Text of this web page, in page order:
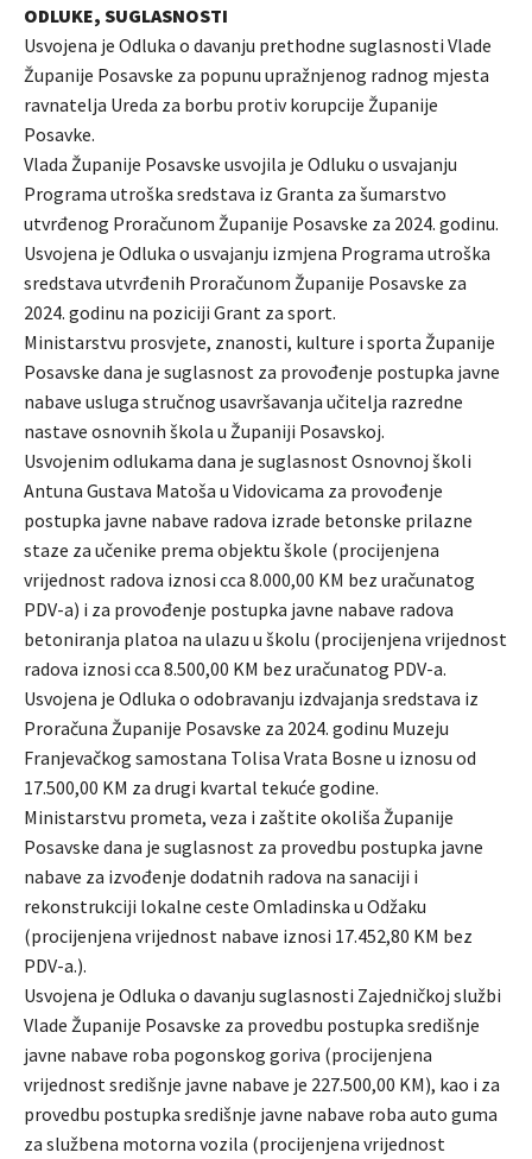
ODLUKE, SUGLASNOSTI
Usvojena je Odluka o davanju prethodne suglasnosti Vlade
Županije Posavske za popunu upražnjenog radnog mjesta
ravnatelja Ureda za borbu protiv korupcije Županije
Posavke.
Vlada Županije Posavske usvojila je Odluku o usvajanju
Programa utroška sredstava iz Granta za šumarstvo
utvrđenog Proračunom Županije Posavske za 2024. godinu.
Usvojena je Odluka o usvajanju izmjena Programa utroška
sredstava utvrđenih Proračunom Županije Posavske za
2024. godinu na poziciji Grant za sport.
Ministarstvu prosvjete, znanosti, kulture i sporta Županije
Posavske dana je suglasnost za provođenje postupka javne
nabave usluga stručnog usavršavanja učitelja razredne
nastave osnovnih škola u Županiji Posavskoj.
Usvojenim odlukama dana je suglasnost Osnovnoj školi
Antuna Gustava Matoša u Vidovicama za provođenje
postupka javne nabave radova izrade betonske prilazne
staze za učenike prema objektu škole (procijenjena
vrijednost radova iznosi cca 8.000,00 KM bez uračunatog
PDV-a) i za provođenje postupka javne nabave radova
betoniranja platoa na ulazu u školu (procijenjena vrijednost
radova iznosi cca 8.500,00 KM bez uračunatog PDV-a.
Usvojena je Odluka o odobravanju izdvajanja sredstava iz
Proračuna Županije Posavske za 2024. godinu Muzeju
Franjevačkog samostana Tolisa Vrata Bosne u iznosu od
17.500,00 KM za drugi kvartal tekuće godine.
Ministarstvu prometa, veza i zaštite okoliša Županije
Posavske dana je suglasnost za provedbu postupka javne
nabave za izvođenje dodatnih radova na sanaciji i
rekonstrukciji lokalne ceste Omladinska u Odžaku
(procijenjena vrijednost nabave iznosi 17.452,80 KM bez
PDV-a.).
Usvojena je Odluka o davanju suglasnosti Zajedničkoj službi
Vlade Županije Posavske za provedbu postupka središnje
javne nabave roba pogonskog goriva (procijenjena
vrijednost središnje javne nabave je 227.500,00 KM), kao i za
provedbu postupka središnje javne nabave roba auto guma
za službena motorna vozila (procijenjena vrijednost